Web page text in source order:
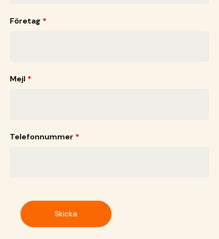
Företag *
Mejl *
Telefonnummer *